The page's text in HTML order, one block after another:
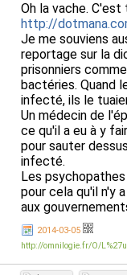
Oh la vache.
http://
Je me souviens
reportage sur la
prisonniers
bactéries. Quand
infecté, ils le
Un médecin de
ce qu'il a eu à y
pour sauter
infecté.
Les
pour cela qu'il n'y
aux
2014-03-05
http://omnilogie.fr/O/